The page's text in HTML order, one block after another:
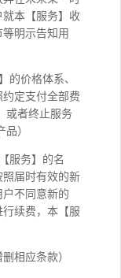
本【服务】收
明示告知用
的价格体系、
定支付全部费
或者终止服务
）
服务】的名
届时有效的新
不同意新的
行续费，本【服
相应条款）